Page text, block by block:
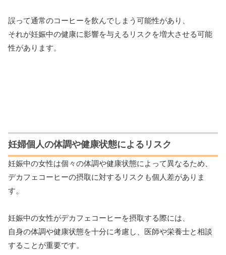
誤って通常のコーヒーを飲んでしまう可能性があり、
それが妊娠中の健康に影響を与えるリスクを増大させる可能
性があります。
妊婦個人の体調や健康状態によるリスク
妊娠中の女性は個々の体調や健康状態によって異なるため、
デカフェコーヒーの摂取に対するリスクも個人差がありま
す。
妊娠中の女性がデカフェコーヒーを摂取する際には、
自身の体調や健康状態を十分に考慮し、医師や栄養士と相談
することが重要です。